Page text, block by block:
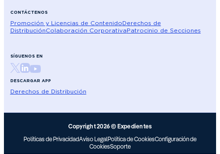
CONTÁCTENOS
Promoción y Licencias de ContenidoDerechos de
DistribuciónColaboración CorporativaPatrocinio de Secciones
SÍGUENOS EN
DESCARGAR APP
Derechos de Distribución
Copyright 2026 © Expedientes
Políticas de PrivacidadAviso LegalPolítica de CookiesConfiguración de
CookiesSoporte